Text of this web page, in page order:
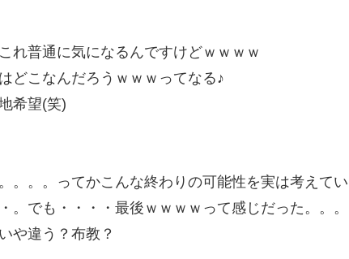
れ普通に気になるんですけどｗｗｗｗ
どこなんだろうｗｗｗってなる♪
希望(笑)
。。。ってかこんな終わりの可能性を実は考えてい
でも・・・・最後ｗｗｗｗって感じだった。。。
や違う？布教？